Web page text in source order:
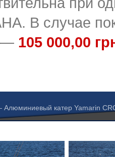
В случае
— 105 000,00
катер Yamarin